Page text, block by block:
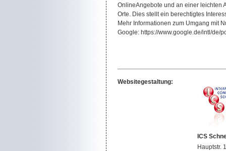
OnlineAngebote und an einer leichten
Orte. Dies stellt ein berechtigtes
Mehr Informationen zum Umgang mit
Google: https://www.google.de/intl/de/
Websitegestaltung:
ICS
Hauptstr.